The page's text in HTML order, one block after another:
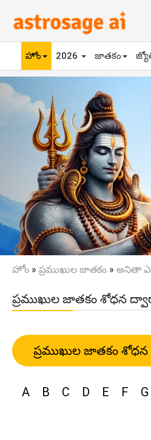
హోం 2026 జాతకం
Previous
హోం » ప్రముఖుల జాతకం » అనితా
ప్రముఖుల జాతకం శోధన
ప్రముఖుల జాతకం
A B C D E F G